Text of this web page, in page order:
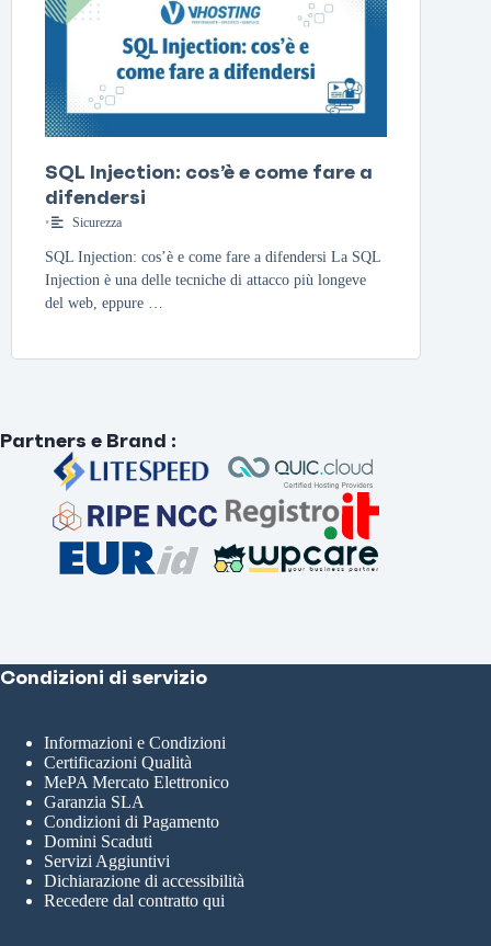
SQL Injection: cos’è e come fare a
difendersi
• Sicurezza
SQL Injection: cos’è e come fare a difendersi La SQL
Injection è una delle tecniche di attacco più longeve
del web, eppure …
Partners e Brand :
Condizioni di servizio
Informazioni e Condizioni
Certificazioni Qualità
MePA Mercato Elettronico
Garanzia SLA
Condizioni di Pagamento
Domini Scaduti
Servizi Aggiuntivi
Dichiarazione di accessibilità
Recedere dal contratto qui